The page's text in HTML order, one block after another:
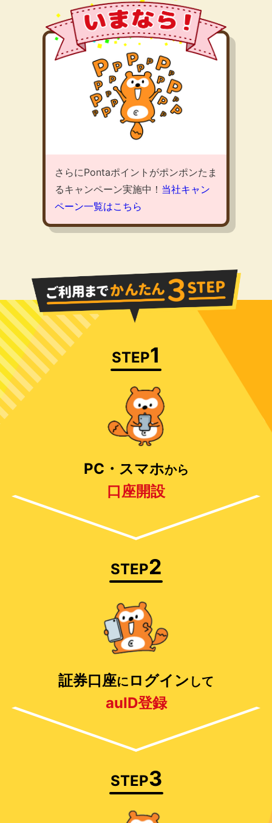
さらにPontaポイントがポンポンたま
るキャンペーン実施中！ 当社キャン
ペーン一覧はこちら
STEP1
PC・スマホから
口座開設
STEP2
証券口座に ログイン して
auID登録
STEP3